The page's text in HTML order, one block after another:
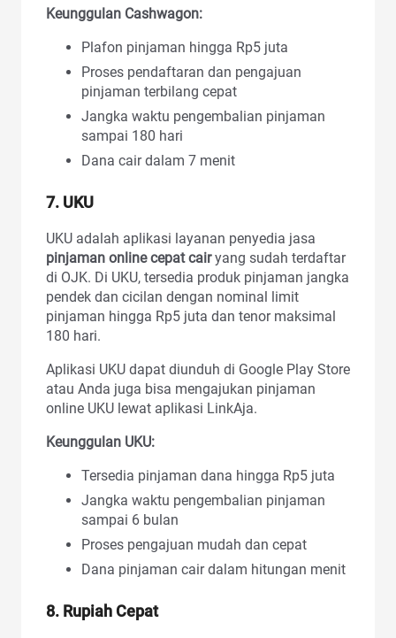
Keunggulan Cashwagon:
Plafon pinjaman hingga Rp5 juta
Proses pendaftaran dan pengajuan
pinjaman terbilang cepat
Jangka waktu pengembalian pinjaman
sampai 180 hari
Dana cair dalam 7 menit
7. UKU
UKU adalah aplikasi layanan penyedia jasa
pinjaman online cepat cairyang sudah terdaftar
di OJK. Di UKU, tersedia produk pinjaman jangka
pendek dan cicilan dengan nominal limit
pinjaman hingga Rp5 juta dan tenor maksimal
180 hari.
Aplikasi UKU dapat diunduh di Google Play Store
atau Anda juga bisa mengajukan pinjaman
online UKU lewat aplikasi LinkAja.
Keunggulan UKU:
Tersedia pinjaman dana hingga Rp5 juta
Jangka waktu pengembalian pinjaman
sampai 6 bulan
Proses pengajuan mudah dan cepat
Dana pinjaman cair dalam hitungan menit
8. Rupiah Cepat